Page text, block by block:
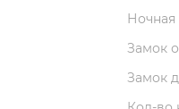
Ночная
Замок
Замок